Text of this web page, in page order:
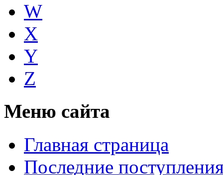
W
X
Y
Z
Меню сайта
Главная страница
Последние